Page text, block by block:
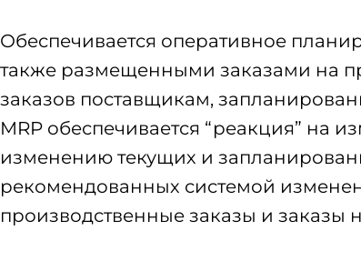
Обеспечивается оперативное
также размещенными заказами на
заказов поставщикам,
MRP обеспечивается “реакция” на
изменению текущих и
рекомендованных системой
производственные заказы и заказы